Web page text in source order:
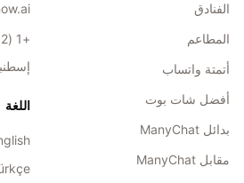
الفنادق
المطاعم
أتمتة واتساب
أفضل شات بوت
بدائل ManyChat
مقابل ManyChat
+1 (562) 391-3806
اللغة